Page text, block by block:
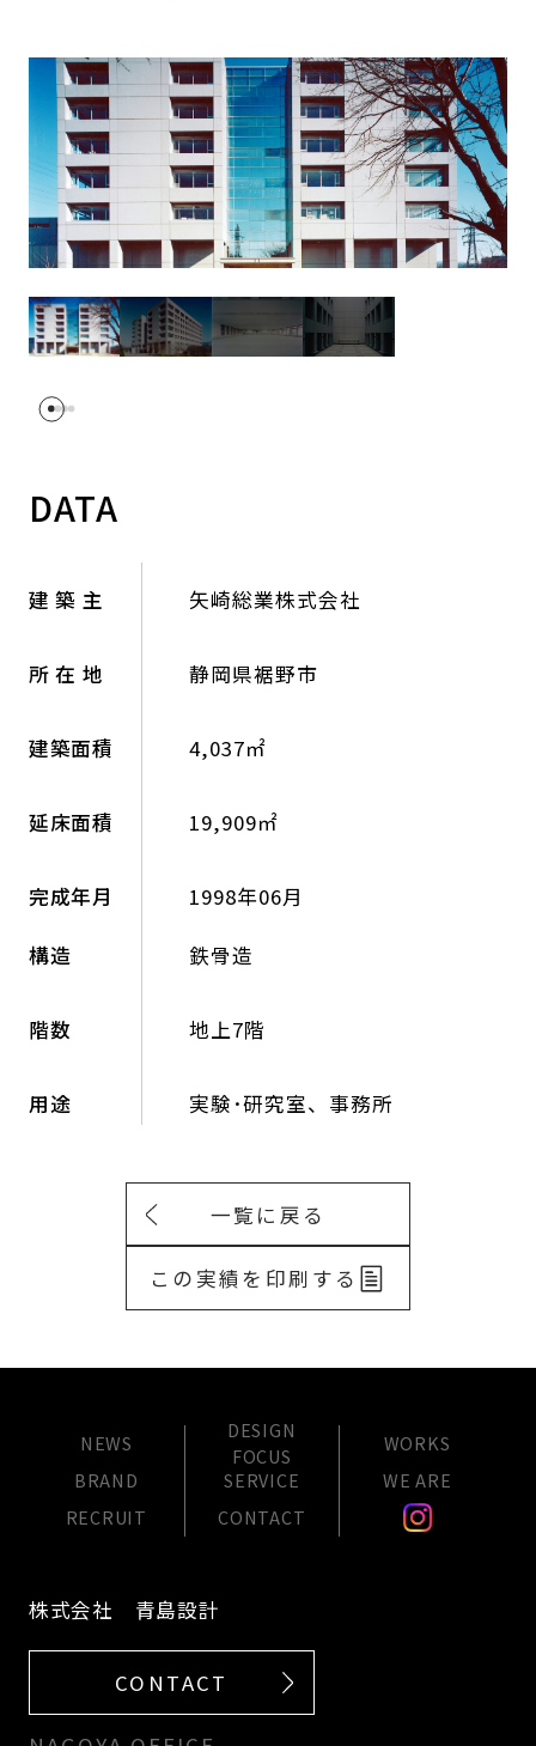
DATA
建 築 主 矢崎総業株式会社
所 在 地 静岡県裾野市
建築面積 4,037㎡
延床面積 19,909㎡
完成年月 1998年06月
構造 鉄骨造
階数 地上7階
用途 実験･研究室、事務所
一覧に戻る
この実績を印刷する
NEWS
DESIGN
FOCUS
WORKS
BRAND
SERVICE
WE ARE
RECRUIT
CONTACT
株式会社 青島設計
CONTACT